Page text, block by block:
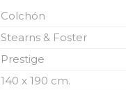
Colchón
Stearns & Foster
Prestige
140 x 190 cm.